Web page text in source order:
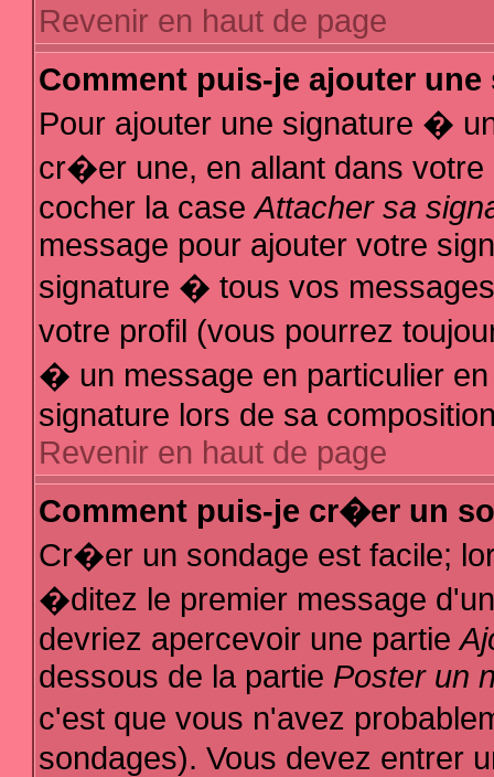
Revenir en haut de page
Comment puis-je ajouter
Pour ajouter une signature �
cr�er une, en allant dans
cocher la caseAttacher sa
message pour ajouter votre
signature � tous vos
votre profil (vous pourrez
� un message en particulier
signature lors de sa
Revenir en haut de page
Comment puis-je cr�er un
Cr�er un sondage est facile;
�ditez le premier message
devriez apercevoir une partie
dessous de la partie Poster un
c'est que vous n'avez
sondages). Vous devez entrer